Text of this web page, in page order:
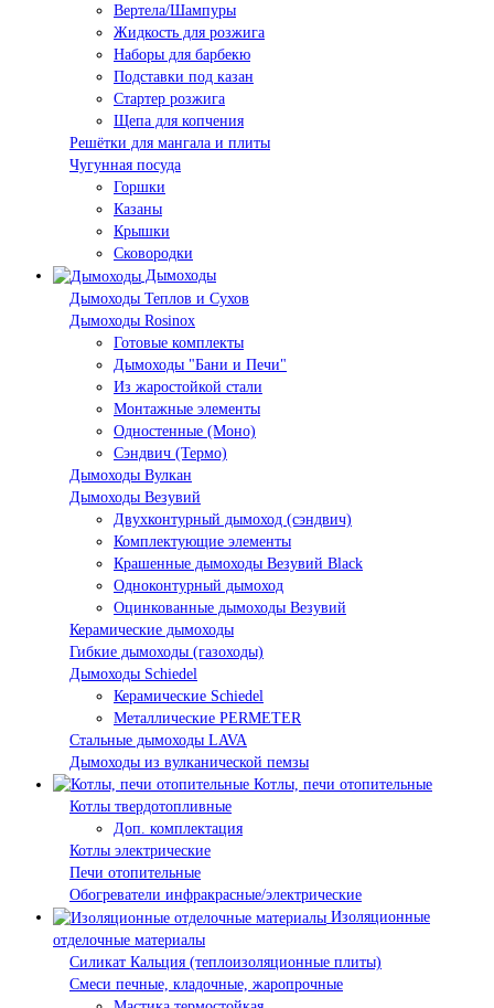
Вертела/Шампуры
Жидкость для розжига
Наборы для барбекю
Подставки под казан
Стартер розжига
Щепа для копчения
Решётки для мангала и плиты
Чугунная посуда
Горшки
Казаны
Крышки
Сковородки
Дымоходы
Дымоходы Теплов и Сухов
Дымоходы Rosinox
Готовые комплекты
Дымоходы "Бани и Печи"
Из жаростойкой стали
Монтажные элементы
Одностенные (Моно)
Сэндвич (Термо)
Дымоходы Вулкан
Дымоходы Везувий
Двухконтурный дымоход (сэндвич)
Комплектующие элементы
Крашенные дымоходы Везувий Black
Одноконтурный дымоход
Оцинкованные дымоходы Везувий
Керамические дымоходы
Гибкие дымоходы (газоходы)
Дымоходы Schiedel
Керамические Schiedel
Металлические PERMETER
Стальные дымоходы LAVA
Дымоходы из вулканической пемзы
Котлы, печи отопительные
Котлы твердотопливные
Доп. комплектация
Котлы электрические
Печи отопительные
Обогреватели инфракрасные/электрические
Изоляционные
отделочные материалы
Силикат Кальция (теплоизоляционные плиты)
Смеси печные, кладочные, жаропрочные